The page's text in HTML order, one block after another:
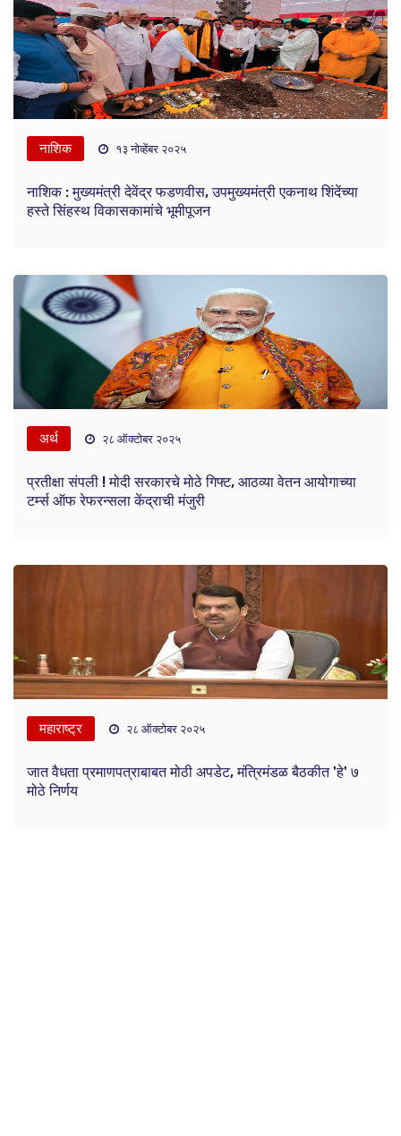
नाशिक १३ नोव्हेंबर २०२५
नाशिक : मुख्यमंत्री देवेंद्र फडणवीस, उपमुख्यमंत्री एकनाथ शिंदेंच्या
हस्ते सिंहस्थ विकासकामांचे भूमीपूजन
अर्थ २८ ऑक्टोबर २०२५
प्रतीक्षा संपली ! मोदी सरकारचे मोठे गिफ्ट, आठव्या वेतन आयोगाच्या
टर्म्स ऑफ रेफरन्सला केंद्राची मंजुरी
महाराष्ट्र २८ ऑक्टोबर २०२५
जात वैधता प्रमाणपत्राबाबत मोठी अपडेट, मंत्रिमंडळ बैठकीत 'हे' ७
मोठे निर्णय